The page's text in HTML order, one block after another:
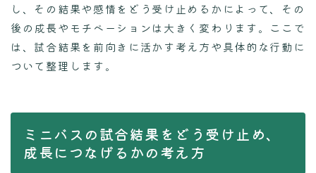
し、その結果や感情をどう受け止めるかによって、その
後の成長やモチベーションは大きく変わります。ここで
は、試合結果を前向きに活かす考え方や具体的な行動に
ついて整理します。
ミニバスの試合結果をどう受け止め、
成長につなげるかの考え方